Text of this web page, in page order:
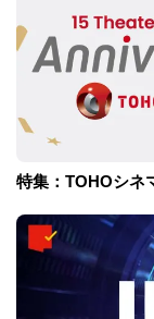
特集：TOHOシネ